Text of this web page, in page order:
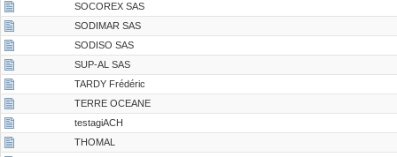
SOCOREX SAS
SODIMAR SAS
SODISO SAS
SUP-AL SAS
TARDY Frédéric
TERRE OCEANE
testagiACH
THOMAL